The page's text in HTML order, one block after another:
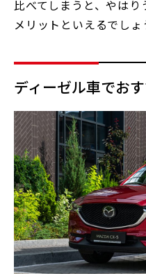
比べてしまうと、やは
メリットといえるでしょ
ディーゼル車でお